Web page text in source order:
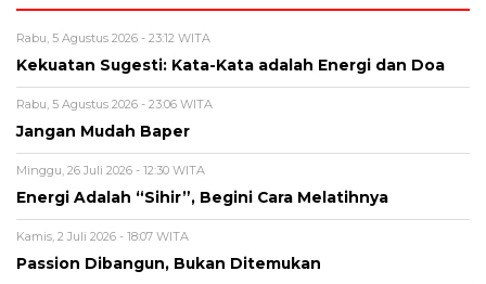
Rabu, 5 Agustus 2026 - 23:12 WITA
Kekuatan Sugesti: Kata-Kata adalah Energi dan Doa
Rabu, 5 Agustus 2026 - 23:06 WITA
Jangan Mudah Baper
Minggu, 26 Juli 2026 - 12:30 WITA
Energi Adalah “Sihir”, Begini Cara Melatihnya
Kamis, 2 Juli 2026 - 18:07 WITA
Passion Dibangun, Bukan Ditemukan